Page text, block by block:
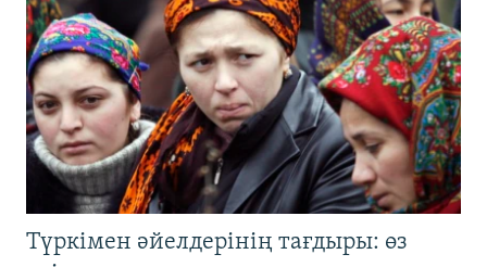
Түркімен әйелдерінің тағдыры: өз